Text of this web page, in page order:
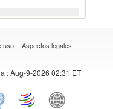
uso Aspectos legales
: Aug-9-2026 02:31 ET